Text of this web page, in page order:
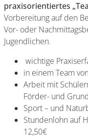
praxisorientiertes
Vorbereitung auf den
Vor- oder
Jugendlichen.
wichtige
in einem Team
Arbeit mit
Förder- und
Sport – und
Stundenlohn auf
12,50€